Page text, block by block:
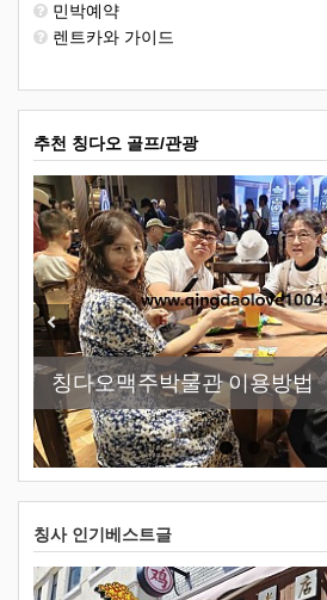
민박예약
렌트카와 가이드
추천 칭다오 골프/관광
칭다오맥주박물관 이용방법
[칭다오여행] 54광장조명쑈
칭다오날씨 참 최고
소어산 -칭다오관광지 필코스
Previous
칭사 인기베스트글